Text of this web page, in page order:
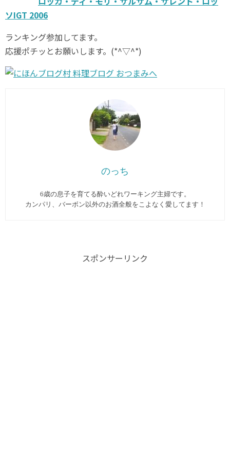
ソIGT 2006
ランキング参加してます。
応援ポチッとお願いします。(*^▽^*)
のっち
6歳の息子を育てる酔いどれワーキング主婦です。
カンパリ、バーボン以外のお酒全般をこよなく愛してます︎！
スポンサーリンク